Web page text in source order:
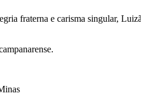
fraterna e carisma singular,